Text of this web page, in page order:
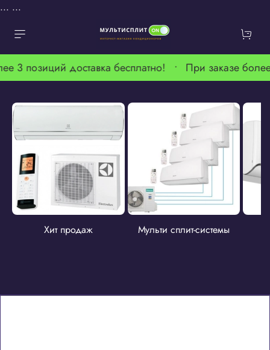
... ...
3 позиций доставка бесплатно! • При заказе
Хит продаж Мульти сплит-системы